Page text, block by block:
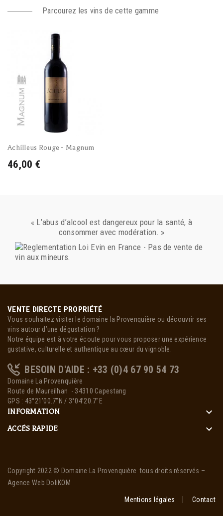
Parcourez les vins de cette gamme
Achilleus Rouge - Magnum
46,00 €
« L’abus d’alcool est dangereux pour la santé, à
consommer avec modération. »
VENTE DIRECTE PROPRIÉTÉ
Vous souhaitez visiter le domaine la Provenquière ou découvrir ses
vins autour d’une dégustation ?
Notre équipe est à votre écoute pour vous proposer une expérience
gustative, culturelle et authentique au cœur du vignoble.
BESOIN D'AIDE : +33 (0)4 67 90 54 73
Domaine La Provenquière
Route de Maureilhan - 34310 Capestang
GPS : 43°21’00.7″N / 3°04’20.7″E
INFORMATION keyboard_arrow_down
ACCÉS RAPIDE keyboard_arrow_down
Copyright 2022 © Domaine La Provenquière tous droits réservés –
Agence Web DoliKOM
Mentions légales Contact